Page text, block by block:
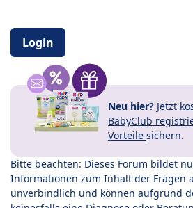
Login
Neu hier? Jetzt
BabyClub
Vorteile sichern.
Bitte beachten: Dieses Forum bildet
Informationen zum Inhalt der Fragen
unverbindlich und können aufgrund